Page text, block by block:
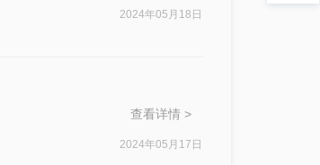
2024年05月18日
查看详情 >
2024年05月17日